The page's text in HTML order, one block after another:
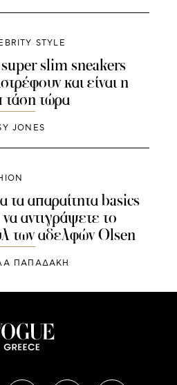
STYLE
slim sneakers
και είναι η
τάση τώρα
JONES
τα απαραίτητα basics
να αντιγράψετε το
των αδελφών Olsen
ΠΑΠΑΔΆΚΗ